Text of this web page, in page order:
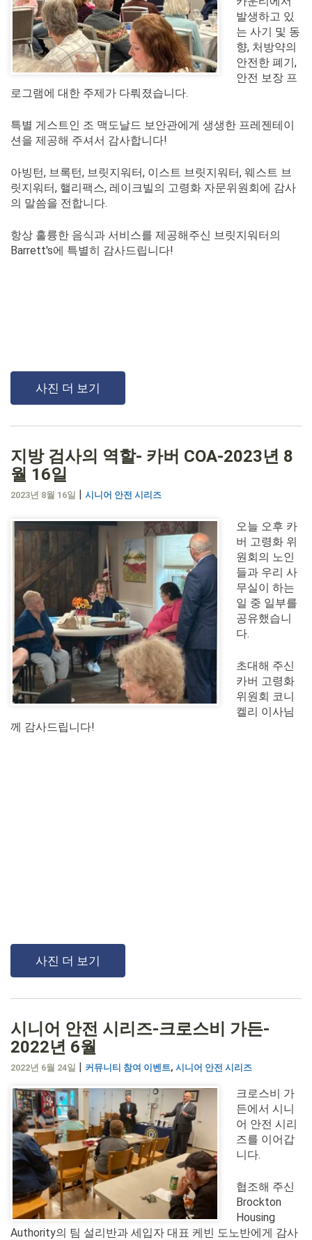
발생하고 있
는 사기 및 동
향, 처방약의
안전한 폐기,
안전 보장 프
로그램에 대한 주제가 다뤄졌습니다.
특별 게스트인 조 맥도날드 보안관에게 생생한 프레젠테이
션을 제공해 주셔서 감사합니다!
아빙턴, 브록턴, 브릿지워터, 이스트 브릿지워터, 웨스트 브
릿지워터, 핼리팩스, 레이크빌의 고령화 자문위원회에 감사
의 말씀을 전합니다.
항상 훌륭한 음식과 서비스를 제공해주신 브릿지워터의
Barrett's에 특별히 감사드립니다!
사진 더 보기
지방 검사의 역할- 카버 COA-2023년 8
월 16일
2023년 8월 16일 | 시니어 안전 시리즈
오늘 오후 카
버 고령화 위
원회의 노인
들과 우리 사
무실이 하는
일 중 일부를
공유했습니
다.
초대해 주신
카버 고령화
위원회 코니
켈리 이사님
께 감사드립니다!
사진 더 보기
시니어 안전 시리즈-크로스비 가든-
2022년 6월
2022년 6월 24일 | 커뮤니티 참여 이벤트, 시니어 안전 시리즈
크로스비 가
든에서 시니
어 안전 시리
즈를 이어갑
니다.
협조해 주신
Brockton
Housing
Authority의 팀 설리반과 세입자 대표 케빈 도노반에게 감사